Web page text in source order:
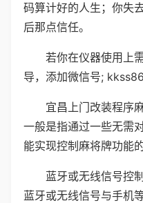
码算计好的人生；你失
后那点信任。
若你在仪器使用上
导，添加微信号;
宜昌上门改装程序
一般是指通过一些无需
能实现控制麻将牌功能
蓝牙或无线信号控
蓝牙或无线信号与手机